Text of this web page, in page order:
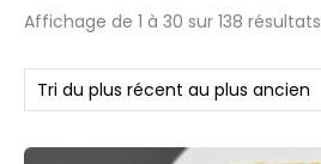
Affichage de 1 à 30 sur 138 résultats